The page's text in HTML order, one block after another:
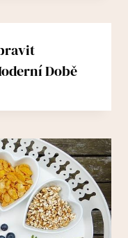
Době